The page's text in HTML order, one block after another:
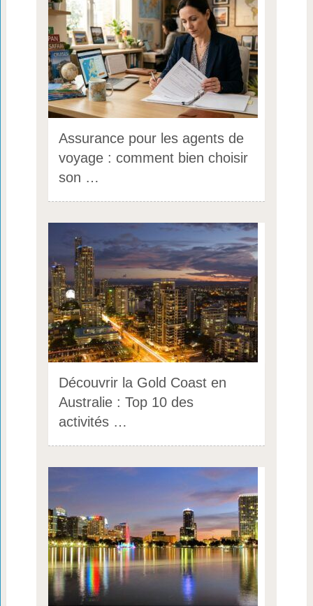
Assurance pour les agents de
voyage : comment bien choisir
son …
Découvrir la Gold Coast en
Australie : Top 10 des
activités …